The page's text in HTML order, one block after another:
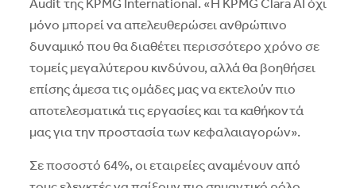
Audit της KPMG International. «Η KPMG Clara AI όχι
μόνο μπορεί να απελευθερώσει ανθρώπινο
δυναμικό που θα διαθέτει περισσότερο χρόνο σε
τομείς μεγαλύτερου κινδύνου, αλλά θα βοηθήσει
επίσης άμεσα τις ομάδες μας να εκτελούν πιο
αποτελεσματικά τις εργασίες και τα καθήκοντά
μας για την προστασία των κεφαλαιαγορών».
Σε ποσοστό 64%, οι εταιρείες αναμένουν από